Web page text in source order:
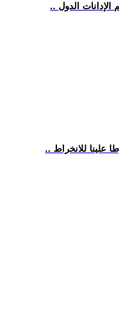
الدول
للانخراط